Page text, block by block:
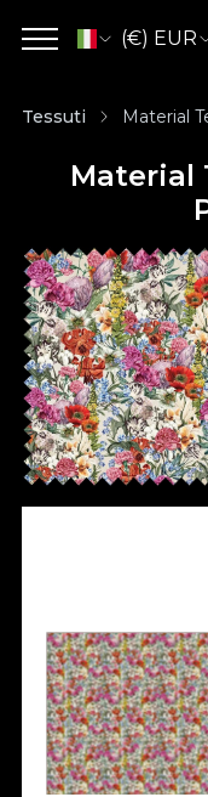
(€) EUR
Tessuti Material
Material